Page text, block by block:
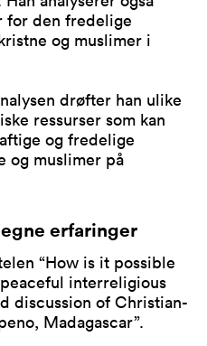
for den fredelige
og muslimer i
drøfter han ulike
ressurser som kan
og fredelige
og muslimer på
erfaringer
“How is it possible
interreligious
discussion of Christian-
Madagascar”.